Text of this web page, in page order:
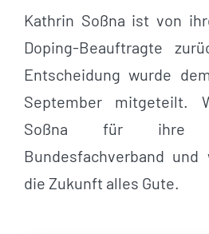
Kathrin Soßna ist von
Doping-Beauftragte
Entscheidung wurde
September mitgeteilt.
Soßna für ihre
Bundesfachverband
die Zukunft alles Gute.